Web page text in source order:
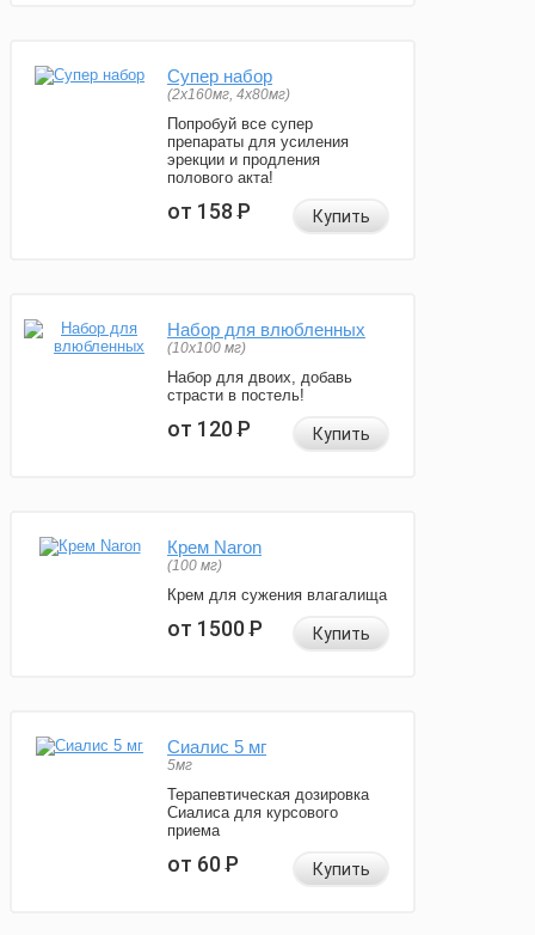
Супер набор
(2х160мг, 4х80мг)
Попробуй все супер
препараты для усиления
эрекции и продления
полового акта!
от 158Р Купить
Набор для влюбленных
(10х100 мг)
Набор для двоих, добавь
страсти в постель!
от 120Р Купить
Крем Naron
(100 мг)
Крем для сужения влагалища
от 1500Р Купить
Сиалис 5 мг
5мг
Терапевтическая дозировка
Сиалиса для курсового
приема
от 60Р Купить